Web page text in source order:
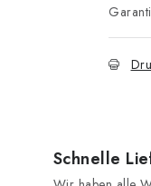
Schnelle